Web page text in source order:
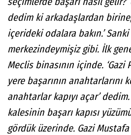
dedim ki arkadaşlardan birine,
içerideki odalara bakın.’
merkezindeymişiz gibi. İlk
Meclis binasının içinde.
yere başarının anahtarlarını
anahtarlar kapıyı açar’
kalesinin başarı kapısı
gördük üzerinde. Gazi